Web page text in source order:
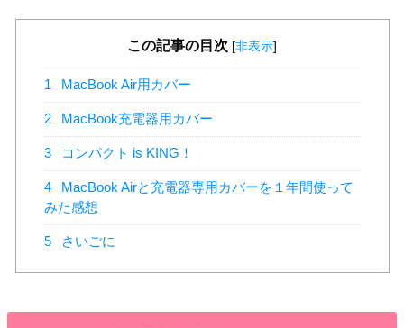
この記事の目次 [非表示]
1 MacBook Air用カバー
2 MacBook充電器用カバー
3 コンパクト is KING！
4
MacBook Airと充電器専用カバーを１年間使って
みた感想
5 さいごに